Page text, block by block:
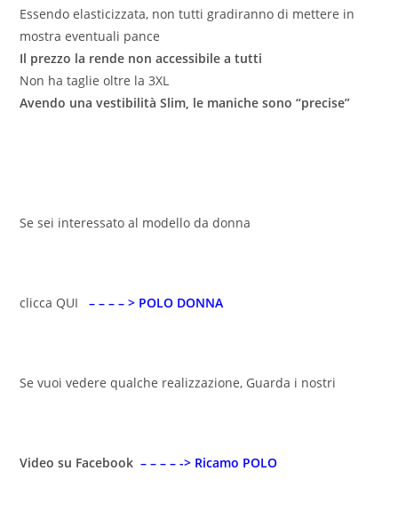
Essendo elasticizzata, non tutti gradiranno di mettere in
mostra eventuali pance
Il prezzo la rende non accessibile a tutti
Non ha taglie oltre la 3XL
Avendo una vestibilità Slim, le maniche sono “precise”
Se sei interessato al modello da donna
clicca QUI – – – – > POLO DONNA
Se vuoi vedere qualche realizzazione, Guarda i nostri
Video su Facebook– – – – -> Ricamo POLO